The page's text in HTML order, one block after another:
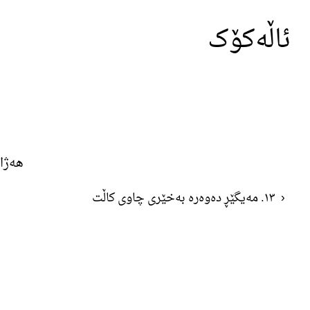
ئاڵەکۆک
‹ ١٣. مەیگێڕ دەوەرە بەخێری چاوی کاڵت